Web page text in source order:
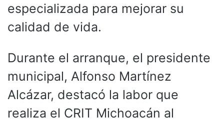
especializada para mejorar su
calidad de vida.
Durante el arranque, el presidente
municipal, Alfonso Martínez
Alcázar, destacó la labor que
realiza el CRIT Michoacán al